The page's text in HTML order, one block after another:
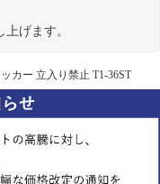
げます。
カー 立入り禁止 T1-36ST